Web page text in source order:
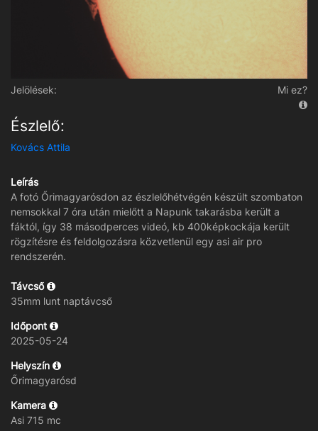
Jelölések: Mi ez?
Észlelő:
Kovács Attila
Leírás
A fotó Őrimagyarósdon az észlelőhétvégén készült szombaton
nemsokkal 7 óra után mielőtt a Napunk takarásba került a
fáktól, így 38 másodperces videó, kb 400képkockája került
rögzítésre és feldolgozásra közvetlenül egy asi air pro
rendszerén.
Távcső
35mm lunt naptávcső
Időpont
2025-05-24
Helyszín
Őrimagyarósd
Kamera
Asi 715 mc